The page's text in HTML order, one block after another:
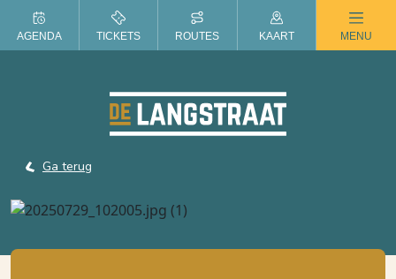
ZOMER IN DE LANGSTRAAT
Ga terug
AGENDA TICKETS ROUTES KAART MENU